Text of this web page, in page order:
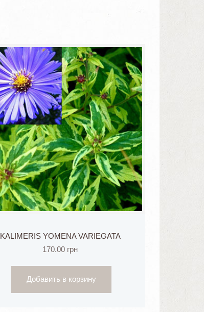
KALIMERIS YOMENA VARIEGATA
170.00 грн
Добавить в корзину